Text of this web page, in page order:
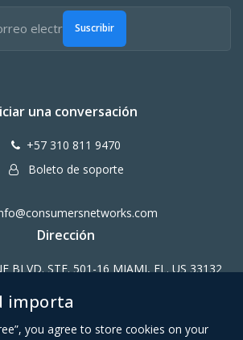
Suscribir
una conversación
+57 310 811 9470
Boleto de soporte
Dirección
BLVD. STE. 501-16 MIAMI, FL. US 33132
NETWORK@2024
importa
you agree to store cookies on your